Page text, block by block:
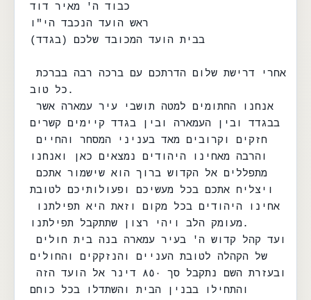
כבוד ה' מאיר דוד
ראש הועד הנכבד הי"ו
בבית הועד המכובד שלכם (בגדד)
אחרי דרישת שלום הדרתכם עם ברכה רבה בברכת
כל טוב.
אנחנו החתומים למטה תושבי עיר עמארה אשר
בבגדד ובין העמארה ובין בגדד קיימים קשרים
והרבה מאחינו היהודים נמצאים כאן ואנחנו
ויצליח אתכם בכל מעשיכם ופעולותיכם לטובת
מעומק הלב ויהי רצון שתתקבל תפילתנו.
של הקהלה לטובת העניים והנזקקים והחולים
והתחילו בבנין הבית והשתדלו בכל כוחם